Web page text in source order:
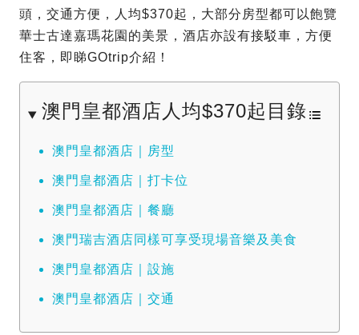
頭，交通方便，人均$370起，大部分房型都可以飽覽
華士古達嘉瑪花園的美景，酒店亦設有接駁車，方便
住客，即睇GOtrip介紹！
澳門皇都酒店人均$370起目錄
澳門皇都酒店｜房型
澳門皇都酒店｜打卡位
澳門皇都酒店｜餐廳
澳門瑞吉酒店同樣可享受現場音樂及美食
澳門皇都酒店｜設施
澳門皇都酒店｜交通